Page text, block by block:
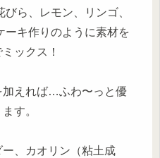
ら、レモン、リンゴ、
ーキ作りのように素材を
ックス！
加えれば…ふわ〜っと優
す。
、カオリン（粘土成